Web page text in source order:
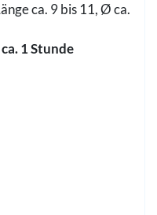
ca. 9 bis 11, Ø ca.
1 Stunde